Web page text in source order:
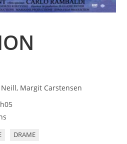
Margit Carstensen
DRAME